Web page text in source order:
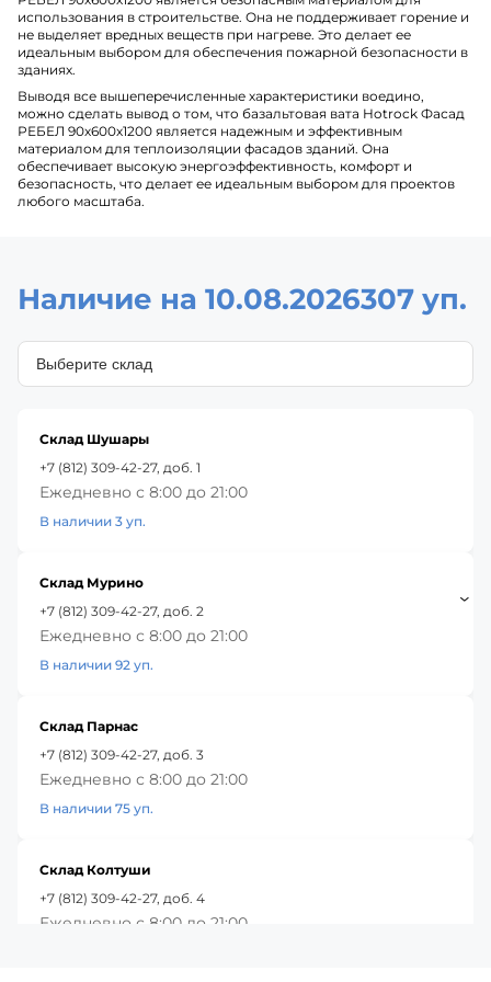
использования в строительстве. Она не поддерживает горение и
не выделяет вредных веществ при нагреве. Это делает ее
идеальным выбором для обеспечения пожарной безопасности в
зданиях.
Выводя все вышеперечисленные характеристики воедино,
можно сделать вывод о том, что базальтовая вата Hotrock Фасад
РЕБЕЛ 90х600х1200 является надежным и эффективным
материалом для теплоизоляции фасадов зданий. Она
обеспечивает высокую энергоэффективность, комфорт и
безопасность, что делает ее идеальным выбором для проектов
любого масштаба.
Наличие на 10.08.2026307 уп.
Склад Шушары
+7 (812) 309-42-27, доб. 1
Ежедневно с 8:00 до 21:00
В наличии 3 уп.
Склад Мурино
+7 (812) 309-42-27, доб. 2
Ежедневно с 8:00 до 21:00
В наличии 92 уп.
Склад Парнас
+7 (812) 309-42-27, доб. 3
Ежедневно с 8:00 до 21:00
В наличии 75 уп.
Склад Колтуши
+7 (812) 309-42-27, доб. 4
Ежедневно с 8:00 до 21:00